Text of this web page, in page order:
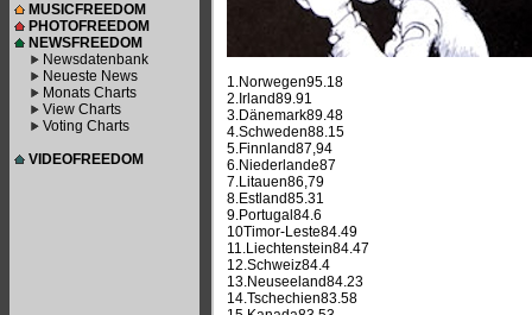
MUSICFREEDOM
PHOTOFREEDOM
NEWSFREEDOM
Newsdatenbank
Neueste News
Monats Charts
View Charts
Voting Charts
VIDEOFREEDOM
1.Norwegen95.18
2.Irland89.91
3.Dänemark89.48
4.Schweden88.15
5.Finnland87,94
6.Niederlande87
7.Litauen86,79
8.Estland85.31
9.Portugal84.6
10Timor-Leste84.49
11.Liechtenstein84.47
12.Schweiz84.4
13.Neuseeland84.23
14.Tschechien83.58